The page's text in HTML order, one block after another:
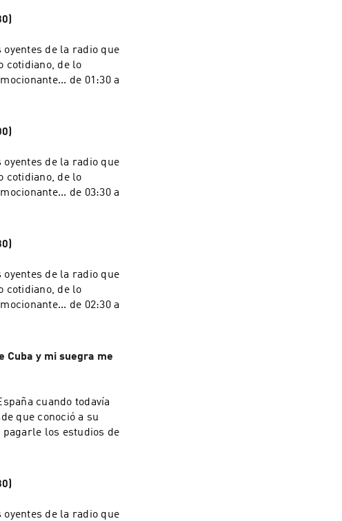
de la radio que
cotidiano, de lo
de 01:30 a
de la radio que
cotidiano, de lo
de 03:30 a
de la radio que
cotidiano, de lo
de 02:30 a
Cuba y mi suegra me
cuando todavía
que conoció a su
pagarle los estudios de
de la radio que